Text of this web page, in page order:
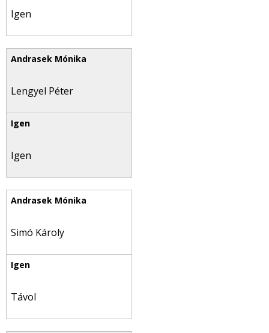
Igen
Lengyel Péter
Igen
Simó Károly
Távol